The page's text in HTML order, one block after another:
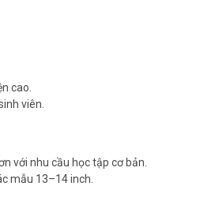
cao.
viên.
với nhu cầu học tập cơ bản.
mẫu 13–14 inch.